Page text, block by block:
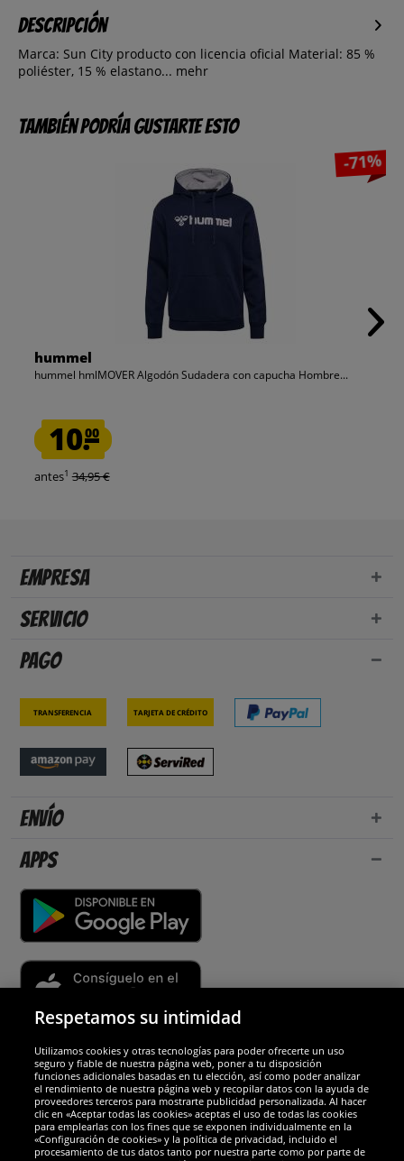
Descripción
Marca: Sun City producto con licencia oficial Material: 85 %
poliéster, 15 % elastano... mehr
También podría gustarte esto
-71%
hummel
hummel hmlMOVER Algodón Sudadera con capucha Hombre...
10.00
antes1 34,95 €
Empresa
Servicio
Pago
Transferencia Tarjeta de crédito
Envío
Apps
Socios y seguridad
Galardones
Respetamos su intimidad
Utilizamos cookies y otras tecnologías para poder ofrecerte un uso
seguro y fiable de nuestra página web, poner a tu disposición
funciones adicionales basadas en tu elección, así como poder analizar
el rendimiento de nuestra página web y recopilar datos con la ayuda de
proveedores terceros para mostrarte publicidad personalizada. Al hacer
clic en «Aceptar todas las cookies» aceptas el uso de todas las cookies
para emplearlas con los fines que se exponen individualmente en la
«Configuración de cookies» y la política de privacidad, incluido el
procesamiento de tus datos tanto por nuestra parte como por parte de